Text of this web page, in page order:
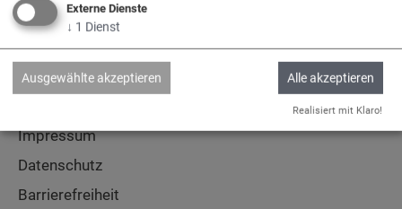
Service
Impressum
Datenschutz
Barrierefreiheit
Externe Dienste
↓ 1 Dienst
Ausgewählte akzeptieren Alle akzeptieren
Realisiert mit Klaro!